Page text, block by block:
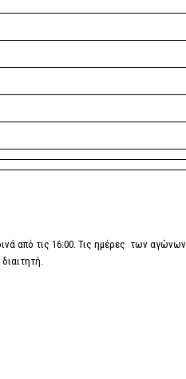
από τις 16:00. Τις ημέρες των αγώνων